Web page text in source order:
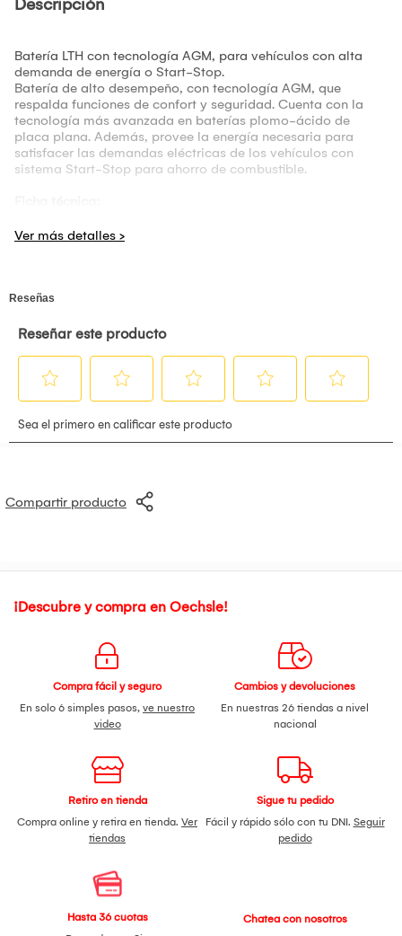
Descripción
Batería LTH con tecnología AGM, para vehículos con alta
demanda de energía o Start-Stop.
Batería de alto desempeño, con tecnología AGM, que
respalda funciones de confort y seguridad. Cuenta con la
tecnología más avanzada en baterías plomo-ácido de
placa plana. Además, provee la energía necesaria para
satisfacer las demandas eléctricas de los vehículos con
sistema Start-Stop para ahorro de combustible.
Voltaje: 12V
Polaridad: (- +)
Ancho: 175 mm
Peso húmedo: 17.35 kg
Compartir producto
¡Descubre y compra en Oechsle!
Compra fácil y seguro
En solo 6 simples pasos, ve nuestro
video
Cambios y devoluciones
En nuestras 26 tiendas a nivel
nacional
Retiro en tienda
Compra online y retira en tienda. Ver
tiendas
Sigue tu pedido
Fácil y rápido sólo con tu DNI. Seguir
pedido
Hasta 36 cuotas
Chatea con nosotros